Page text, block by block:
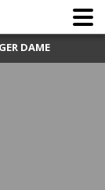
DAME